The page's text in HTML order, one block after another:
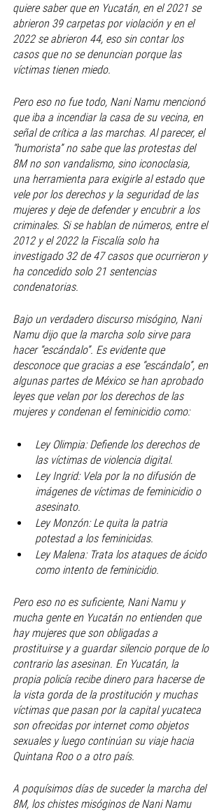
quiere saber que en Yucatán, en el 2021 se
abrieron 39 carpetas por violación y en el
2022 se abrieron 44, eso sin contar los
casos que no se denuncian porque las
víctimas tienen miedo.
Pero eso no fue todo, Nani Namu mencionó
que iba a incendiar la casa de su vecina, en
señal de crítica a las marchas. Al parecer, el
“humorista” no sabe que las protestas del
8M no son vandalismo, sino iconoclasia,
una herramienta para exigirle al estado que
vele por los derechos y la seguridad de las
mujeres y deje de defender y encubrir a los
criminales. Si se hablan de números, entre el
2012 y el 2022 la Fiscalía solo ha
investigado 32 de 47 casos que ocurrieron y
ha concedido solo 21 sentencias
condenatorias.
Bajo un verdadero discurso misógino, Nani
Namu dijo que la marcha solo sirve para
hacer “escándalo”. Es evidente que
desconoce que gracias a ese “escándalo”, en
algunas partes de México se han aprobado
leyes que velan por los derechos de las
mujeres y condenan el feminicidio como:
Ley Olimpia: Defiende los derechos de
las víctimas de violencia digital.
Ley Ingrid: Vela por la no difusión de
imágenes de víctimas de feminicidio o
asesinato.
Ley Monzón: Le quita la patria
potestad a los feminicidas.
Ley Malena: Trata los ataques de ácido
como intento de feminicidio.
Pero eso no es suficiente, Nani Namu y
mucha gente en Yucatán no entienden que
hay mujeres que son obligadas a
prostituirse y a guardar silencio porque de lo
contrario las asesinan. En Yucatán, la
propia policía recibe dinero para hacerse de
la vista gorda de la prostitución y muchas
víctimas que pasan por la capital yucateca
son ofrecidas por internet como objetos
sexuales y luego continúan su viaje hacia
Quintana Roo o a otro país.
A poquísimos días de suceder la marcha del
8M, los chistes misóginos de Nani Namu